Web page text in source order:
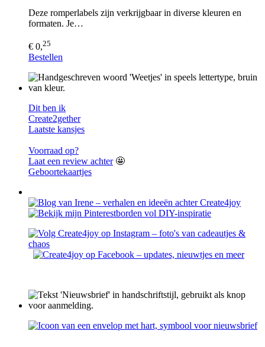
Deze romperlabels zijn verkrijgbaar in diverse kleuren en
formaten. Je…
€ 0,25
Bestellen
Dit ben ik
Create2gether
Laatste kansjes
Voorraad op?
Laat een review achter🤩
Geboortekaartjes